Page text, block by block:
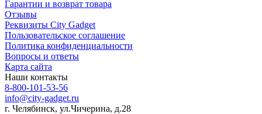
Гарантии и возврат товара
Отзывы
Реквизиты City Gadget
Пользовательское соглашение
Политика конфиденциальности
Вопросы и ответы
Карта сайта
Наши контакты
8-800-101-53-56
info@city-gadget.ru
г. Челябинск, ул.Чичерина, д.28